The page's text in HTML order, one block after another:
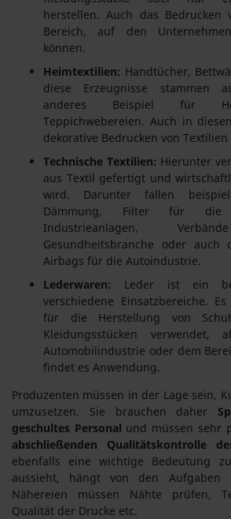
herstellen. Auch das
Bereich, auf den
können.
Heimtextilien: Handtücher,
diese Erzeugnisse stammen
anderes Beispiel für
Teppichwebereien. Auch in
dekorative Bedrucken von Textilien
Technische Textilien: Hierunter
aus Textil gefertigt und
wird. Darunter fallen
Dämmung, Filter für die
Industrieanlagen,
Gesundheitsbranche oder auch
Airbags für die Autoindustrie.
Lederwaren:
Leder ist ein
verschiedene Einsatzbereiche.
für die Herstellung von
Kleidungsstücken
Automobilindustrie oder dem
findet es Anwendung.
Produzenten müssen in der Lage sein,
umzusetzen. Sie brauchen daher
geschultes Personal und müssen sehr
abschließenden Qualitätskontrolle
ebenfalls eine wichtige Bedeutung
aussieht, hängt von den Aufgaben
Nähereien müssen Nähte prüfen,
Qualität der Drucke etc.